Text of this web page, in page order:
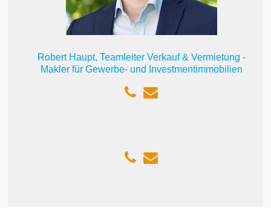
Robert Haupt, Teamleiter Verkauf & Vermietung -
Makler für Gewerbe- und Investmentimmobilien